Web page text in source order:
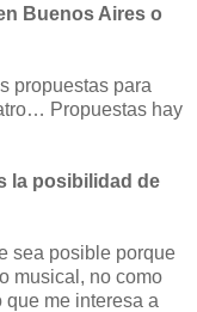
Buenos Aires o
propuestas para
Propuestas hay
la posibilidad de
sea posible porque
musical, no como
me interesa a